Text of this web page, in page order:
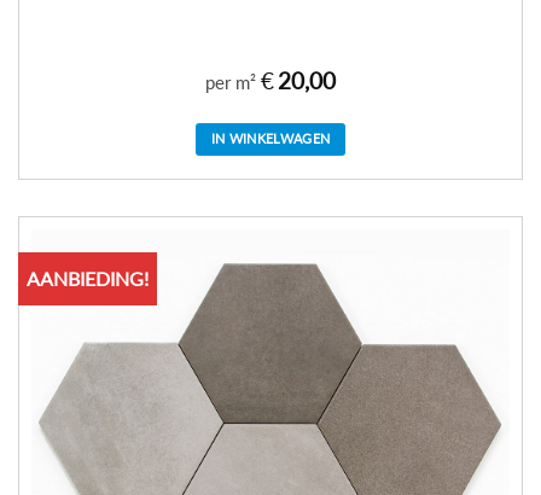
per m² €20,00
IN WINKELWAGEN
AANBIEDING!